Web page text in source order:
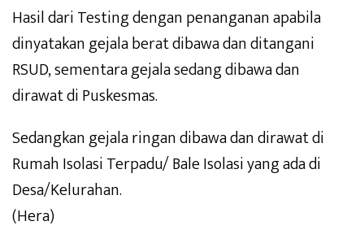
Hasil dari Testing dengan penanganan apabila
dinyatakan gejala berat dibawa dan ditangani
RSUD, sementara gejala sedang dibawa dan
dirawat di Puskesmas.
Sedangkan gejala ringan dibawa dan dirawat di
Rumah Isolasi Terpadu/ Bale Isolasi yang ada di
Desa/Kelurahan.
(Hera)